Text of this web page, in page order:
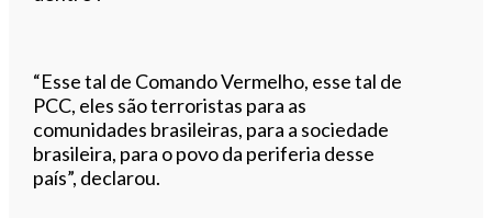
“Esse tal de Comando Vermelho, esse tal de
PCC, eles são terroristas para as
comunidades brasileiras, para a sociedade
brasileira, para o povo da periferia desse
país”, declarou.